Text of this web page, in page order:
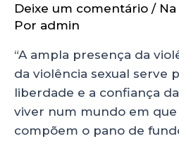
Deixe um comentário /
Por admin
“A ampla presença da
da violência sexual serve
liberdade e a confiança
viver num mundo em que
compõem o pano de